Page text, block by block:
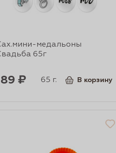
медальоны
65г
₽ 65 г. В корзину